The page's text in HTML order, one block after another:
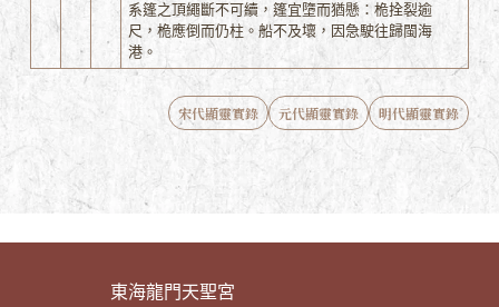
系篷之頂繩斷不可續，篷宜墮而猶懸：桅拴裂逾
尺，桅應倒而仍柱。船不及壞，因急駛往歸閩海
港。
宋代顯靈實錄 元代顯靈實錄 明代顯靈實錄
東海龍門天聖宮